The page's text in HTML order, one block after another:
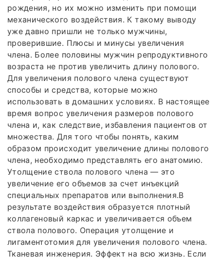
рождения, но их можно изменить при помощи
механического воздействия. К такому выводу
уже давно пришли не только мужчины,
проверившие. Плюсы и минусы увеличения
члена. Более половины мужчин репродуктивного
возраста не против увеличить длину полового.
Для увеличения полового члена существуют
способы и средства, которые можно
использовать в домашних условиях. В настоящее
время вопрос увеличения размеров полового
члена и, как следствие, избавления пациентов от
множества. Для того чтобы понять, каким
образом происходит увеличение длины полового
члена, необходимо представлять его анатомию.
Утолщение ствола полового члена — это
увеличение его объемов за счет инъекций
специальных препаратов или выполнения.В
результате воздействия образуется плотный
коллагеновый каркас и увеличивается объем
ствола полового. Операция утолщение и
лигаментотомия для увеличения полового члена.
Тканевая инженерия. Эффект на всю жизнь. Если